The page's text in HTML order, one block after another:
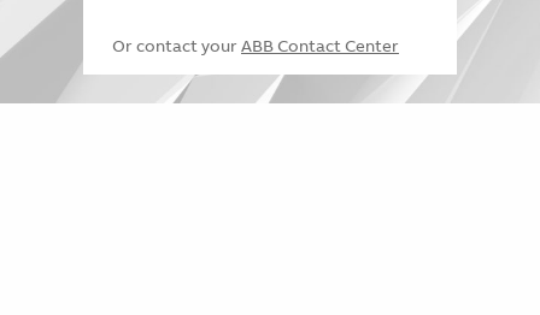
Or contact your ABB Contact Center